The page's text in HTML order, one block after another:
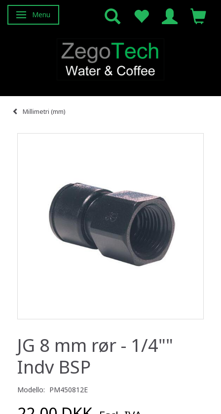
Attiva/disattiva navigazione
Menu
Millimetri (mm)
JG 8 mm rør - 1/4""
Indv BSP
Modello: PM450812E